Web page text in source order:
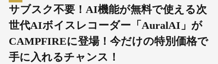
サブスク不要！AI機能が無料で使える次
世代AIボイスレコーダー「AuralAI」が
CAMPFIREに登場！今だけの特別価格で
手に入れるチャンス！